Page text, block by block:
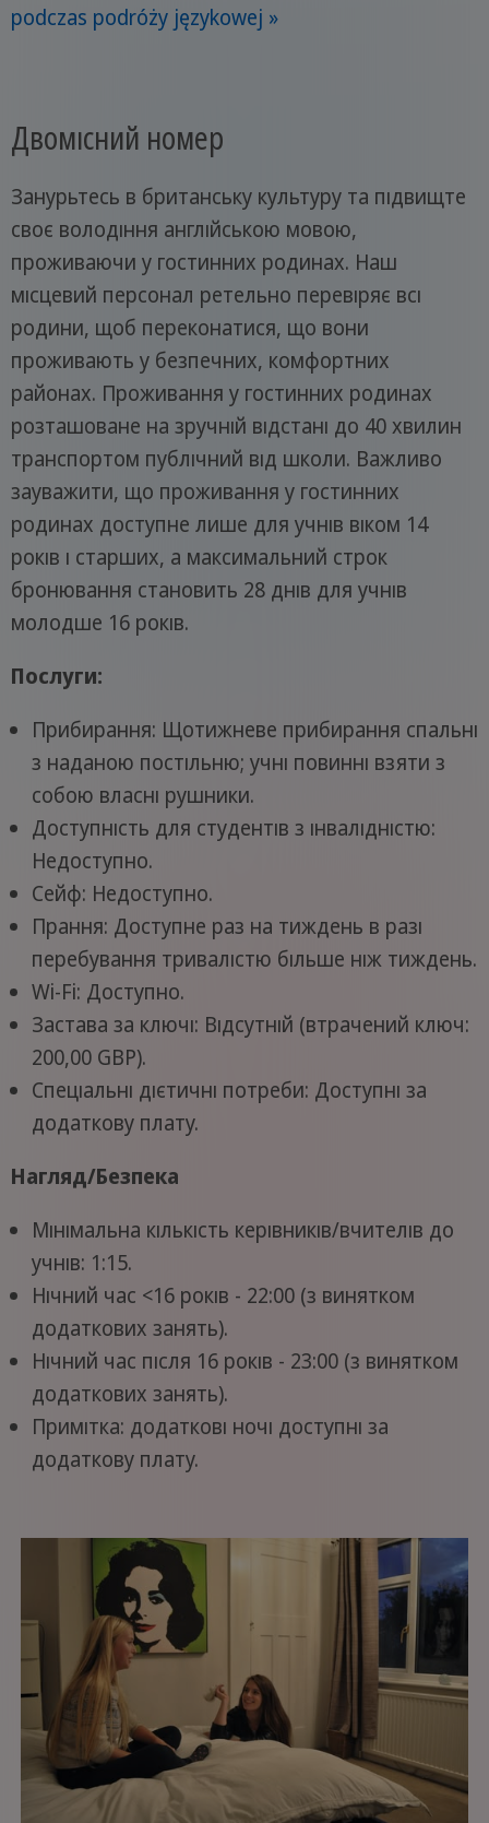
podczas podróży językowej »
Двомісний номер
Занурьтесь в британську культуру та підвищте
своє володіння англійською мовою,
проживаючи у гостинних родинах. Наш
місцевий персонал ретельно перевіряє всі
родини, щоб переконатися, що вони
проживають у безпечних, комфортних
районах. Проживання у гостинних родинах
розташоване на зручній відстані до 40 хвилин
транспортом публічний від школи. Важливо
зауважити, що проживання у гостинних
родинах доступне лише для учнів віком 14
років і старших, а максимальний строк
бронювання становить 28 днів для учнів
молодше 16 років.
Послуги:
Прибирання: Щотижневе прибирання спальні
з наданою постільню; учні повинні взяти з
собою власні рушники.
Доступність для студентів з інвалідністю:
Недоступно.
Сейф: Недоступно.
Прання: Доступне раз на тиждень в разі
перебування тривалістю більше ніж тиждень.
Wi-Fi: Доступно.
Застава за ключі: Відсутній (втрачений ключ:
200,00 GBP).
Спеціальні дієтичні потреби: Доступні за
додаткову плату.
Нагляд/Безпека
Мінімальна кількість керівників/вчителів до
учнів: 1:15.
Нічний час <16 років - 22:00 (з винятком
додаткових занять).
Нічний час після 16 років - 23:00 (з винятком
додаткових занять).
Примітка: додаткові ночі доступні за
додаткову плату.